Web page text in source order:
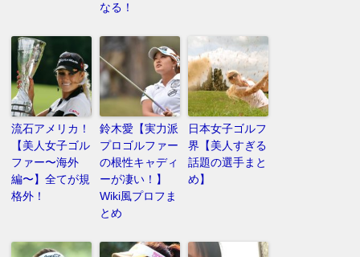
なる！
流石アメリカ！
【美人女子ゴル
ファー〜海外
編〜】全てが規
格外！
鈴木愛【実力派
プロゴルファー
の根性キャディ
ーが凄い！】
Wiki風プロフま
とめ
日本女子ゴルフ
界【美人すぎる
話題の選手まと
め】